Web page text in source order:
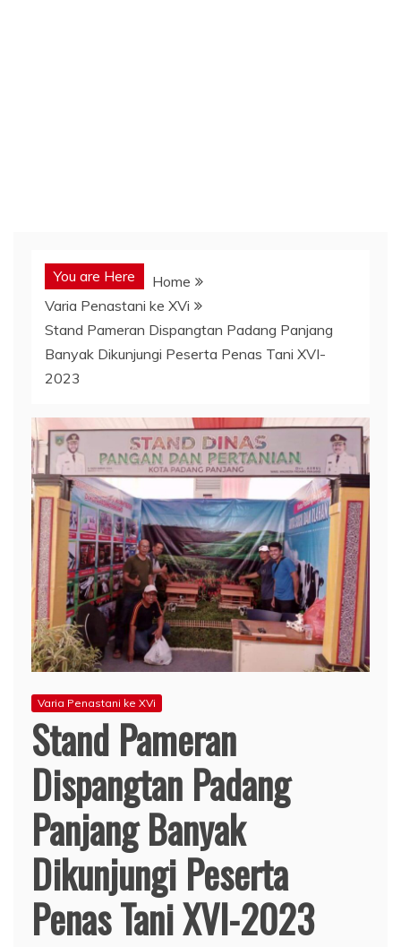
You are Here
Home
Varia Penastani ke XVi
Stand Pameran Dispangtan Padang Panjang
Banyak Dikunjungi Peserta Penas Tani XVI-
2023
Varia Penastani ke XVi
Stand Pameran
Dispangtan Padang
Panjang Banyak
Dikunjungi Peserta
Penas Tani XVI-2023